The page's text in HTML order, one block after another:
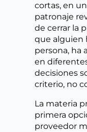
cortas, en
patronaje
de cerrar la
que alguien
persona, ha
en
decisiones
criterio, no
La materia
primera
proveedor